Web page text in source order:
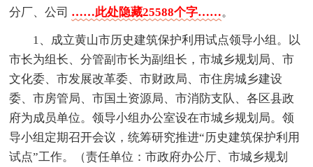
分厂、公司 ……此处隐藏25588个字……。
1、成立黄山市历史建筑保护利用试点领导小组。以
市长为组长、分管副市长为副组长，市城乡规划局、市
文化委、市发展改革委、市财政局、市住房城乡建设
委、市房管局、市国土资源局、市消防支队、各区县政
府为成员单位。领导小组办公室设在市城乡规划局。领
导小组定期召开会议，统筹研究推进“历史建筑保护利用
试点”工作。（责任单位：市政府办公厅、市城乡规划